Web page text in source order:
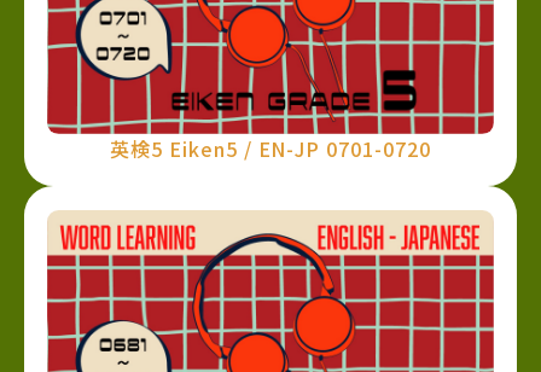
英検5 Eiken5 / EN-JP 0701-0720